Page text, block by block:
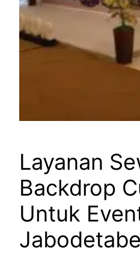
Layanan
Backdrop
Untuk